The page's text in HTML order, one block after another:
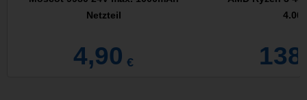
Netzteil
4,90 €